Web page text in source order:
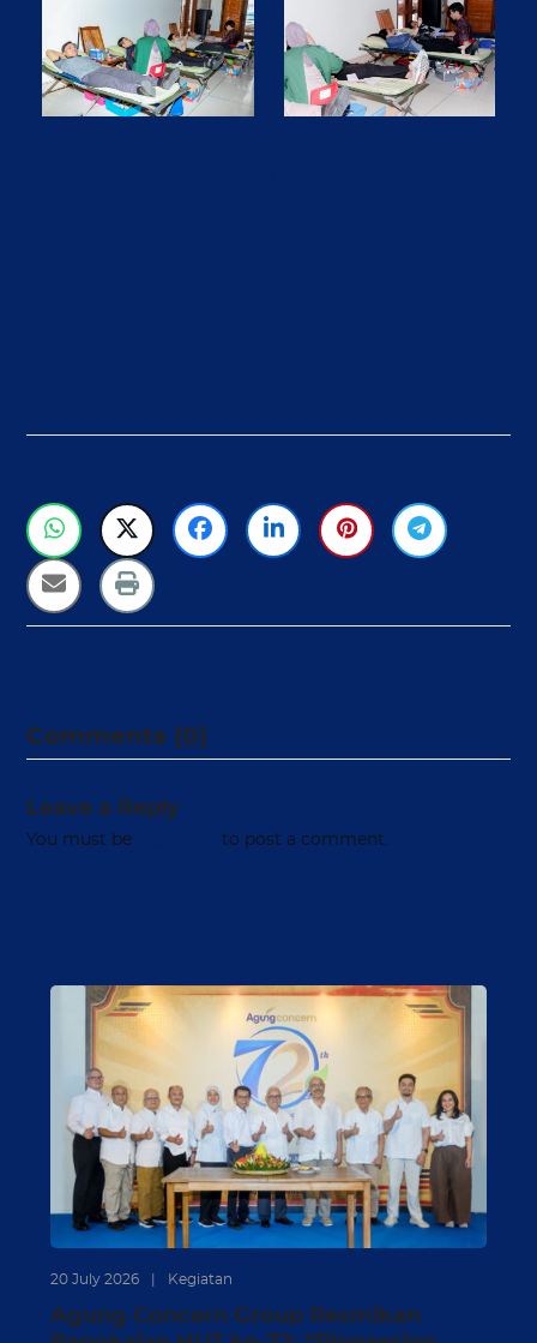
Comments (0)
Leave a Reply
You must be to post a comment.
20 July 2026 Kegiatan
Agung Concern Group Resmikan